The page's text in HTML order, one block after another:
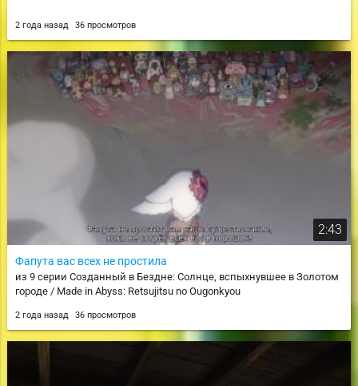
2 года назад 36 просмотров
2:43
Фапута вас всех не простила
из 9 серии Созданный в Бездне: Солнце, вспыхнувшее в Золотом
городе / Made in Abyss: Retsujitsu no Ougonkyou
2 года назад 36 просмотров